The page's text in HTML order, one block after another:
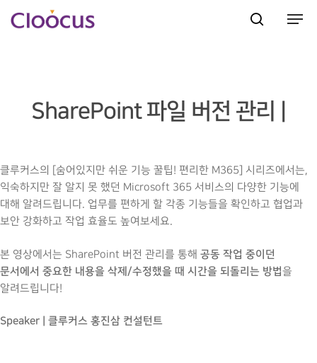
SharePoint 파일 버전 관리 |
클루커스의 [숨어있지만 쉬운 기능 꿀팁! 편리한 M365] 시리즈에서는,
익숙하지만 잘 알지 못 했던 Microsoft 365 서비스의 다양한 기능에
대해 알려드립니다. 업무를 편하게 할 각종 기능들을 확인하고 협업과
보안 강화하고 작업 효율도 높여보세요.
본 영상에서는 SharePoint 버전 관리를 통해 공동 작업 중이던
문서에서 중요한 내용을 삭제/수정했을 때 시간을 되돌리는 방법을
알려드립니다!
Speaker | 클루커스 홍진삼 컨설턴트